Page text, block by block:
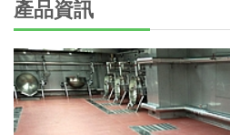
產品資訊